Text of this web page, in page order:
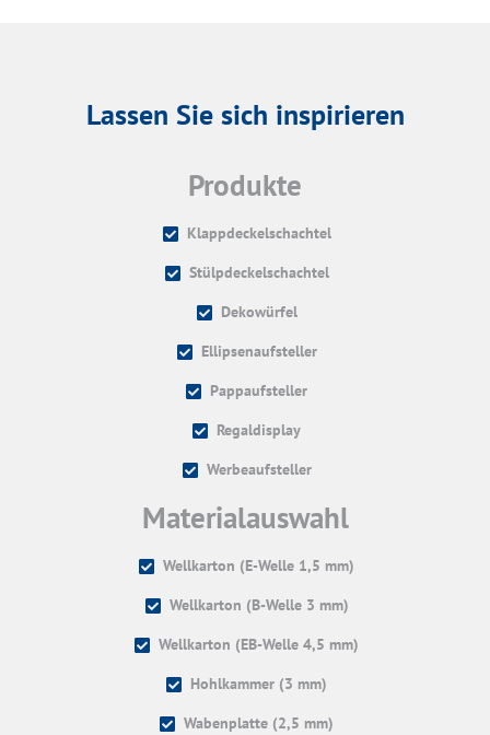
Lassen Sie sich inspirieren
Produkte
Klappdeckelschachtel
Stülpdeckelschachtel
Dekowürfel
Ellipsenaufsteller
Pappaufsteller
Regaldisplay
Werbeaufsteller
Materialauswahl
Wellkarton (E-Welle 1,5 mm)
Wellkarton (B-Welle 3 mm)
Wellkarton (EB-Welle 4,5 mm)
Hohlkammer (3 mm)
Wabenplatte (2,5 mm)